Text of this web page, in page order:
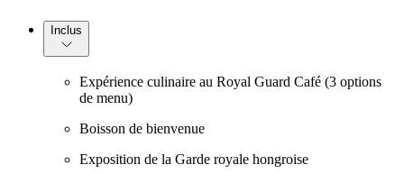
Inclus
Expérience culinaire au Royal Guard Café (3 options
de menu)
Boisson de bienvenue
Exposition de la Garde royale hongroise